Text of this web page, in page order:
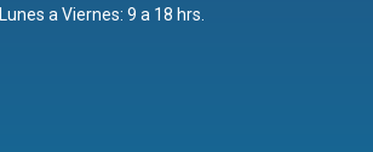
Lunes a Viernes: 9 a 18 hrs.